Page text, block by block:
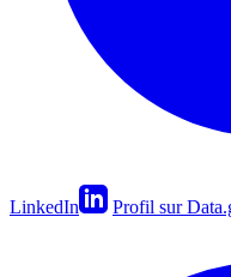
LinkedIn Profil sur